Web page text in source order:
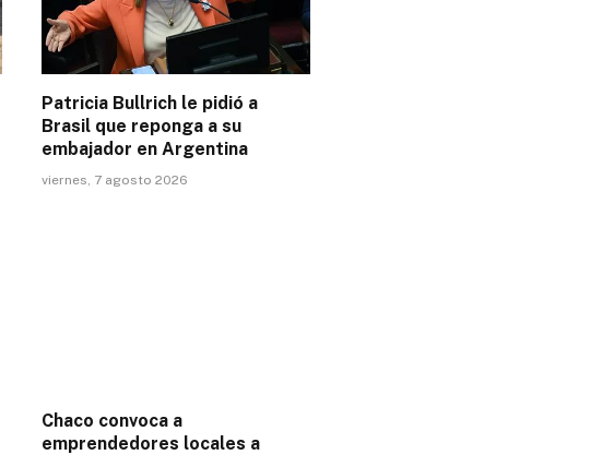
Patricia Bullrich le pidió a
Brasil que reponga a su
embajador en Argentina
viernes, 7 agosto 2026
Chaco convoca a
emprendedores locales a